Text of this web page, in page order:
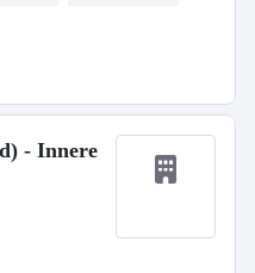
- Innere